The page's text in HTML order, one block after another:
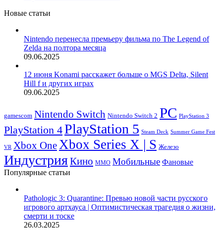
Новые статьи
Nintendo перенесла премьеру фильма по The Legend of
Zelda на полтора месяца
09.06.2025
12 июня Konami расскажет больше о MGS Delta, Silent
Hill f и других играх
09.06.2025
gamescom Nintendo Switch Nintendo Switch 2 PC PlayStation 3
PlayStation 4PlayStation 5 Steam Deck Summer Game Fest
VR Xbox OneXbox Series X | S Железо
ИндустрияКино ММО Мобильные Фановые
Популярные статьи
Pathologic 3: Quarantine: Превью новой части русского
игрового артхауса | Оптимистическая трагедия о жизни,
смерти и тоске
26.03.2025